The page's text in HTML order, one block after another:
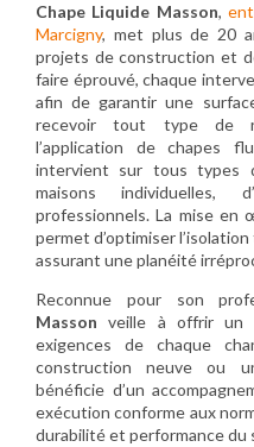
Chape Liquide Masson,
Marcigny, met plus de 20
projets de construction et
faire éprouvé, chaque
afin de garantir une
recevoir tout type de
l’application de chapes
intervient sur tous types
maisons individuelles,
professionnels. La mise en
permet d’optimiser
assurant une planéité
Reconnue pour son
Masson veille à offrir un
exigences de chaque
construction neuve ou
bénéficie d’un
exécution conforme aux
durabilité et performance du